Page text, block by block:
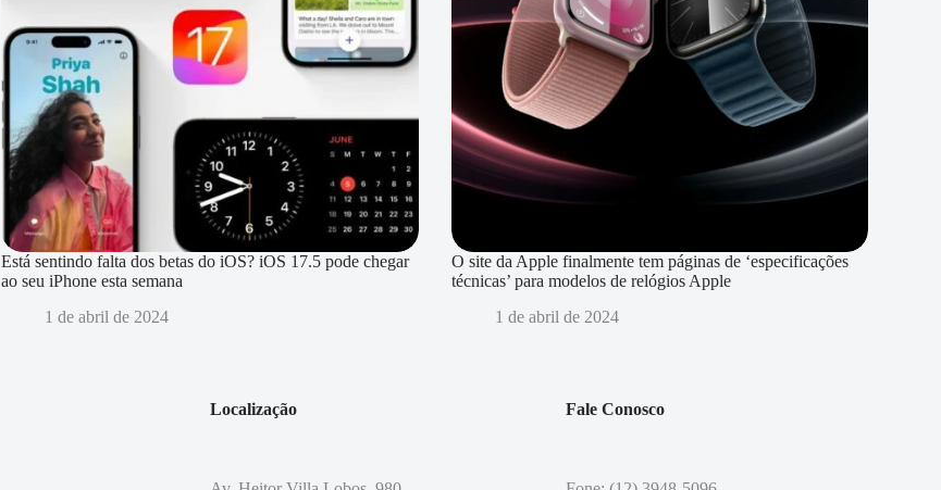
Está sentindo falta dos betas do iOS? iOS 17.5 pode chegar
ao seu iPhone esta semana
1 de abril de 2024
O site da Apple finalmente tem páginas de ‘especificações
técnicas’ para modelos de relógios Apple
1 de abril de 2024
Localização Fale Conosco